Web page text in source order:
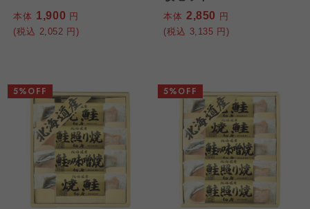
本体 1,900 円
(税込 2,052 円)
本体 2,850 円
(税込 3,135 円)
5%OFF 5%OFF